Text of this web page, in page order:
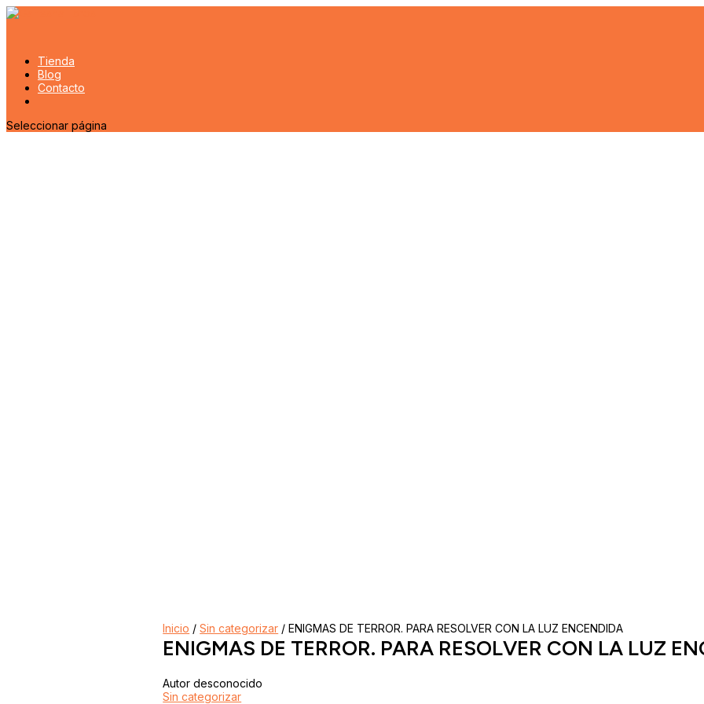
Tienda
Blog
Contacto
Seleccionar página
Inicio /Sin categorizar / ENIGMAS DE TERROR. PARA RESOLVER CON LA LUZ ENCENDIDA
ENIGMAS DE TERROR. PARA RESOLVER CON LA LUZ
Autor desconocido
Sin categorizar